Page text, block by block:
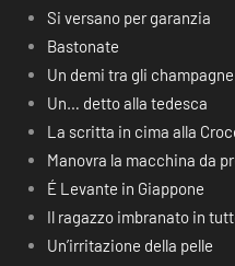
Si versano per garanzia
Bastonate
Un demi tra gli champagne
Un… detto alla tedesca
La scritta in cima alla
Manovra la macchina da
É Levante in Giappone
Il ragazzo imbranato in
Un’irritazione della pelle